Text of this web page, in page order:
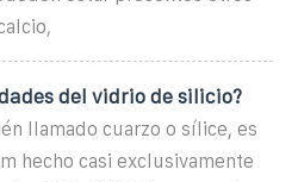
del vidrio de silicio?
llamado cuarzo o sílice, es
hecho casi exclusivamente